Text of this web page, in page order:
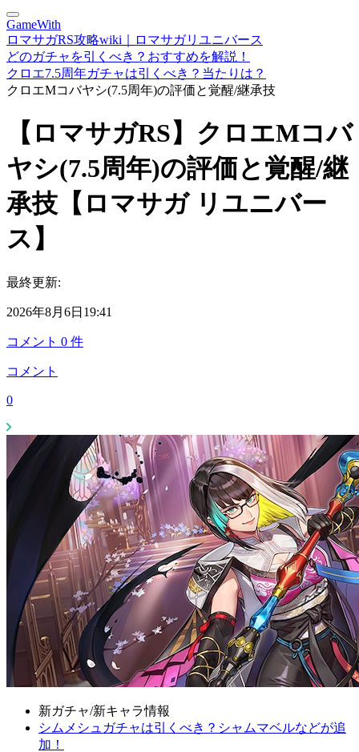
GameWith
ロマサガRS攻略wiki｜ロマサガリユニバース
どのガチャを引くべき？おすすめを解説！
クロエ7.5周年ガチャは引くべき？当たりは？
クロエMコバヤシ(7.5周年)の評価と覚醒/継承技
【ロマサガRS】クロエMコバ
ヤシ(7.5周年)の評価と覚醒/継
承技【ロマサガ リユニバー
ス】
最終更新:
2026年8月6日19:41
コメント 0 件
コメント
0
新ガチャ/新キャラ情報
シムメシュガチャは引くべき？シャムマベルなどが追
加！